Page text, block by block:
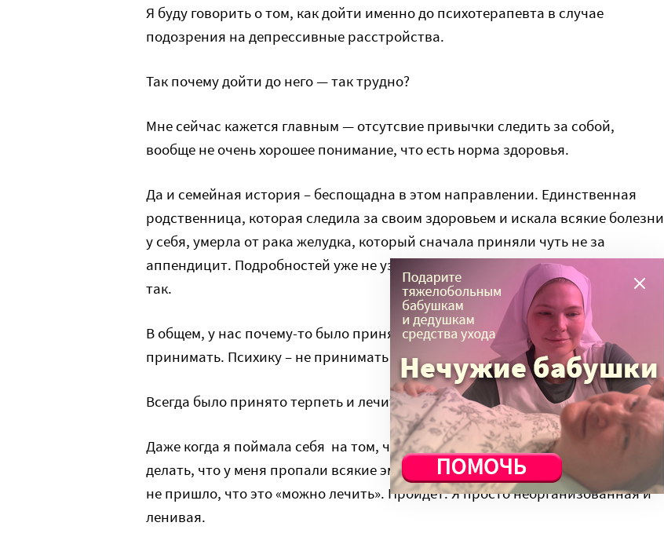
Я буду говорить о том, как дойти именно до психотерапевта в случае
подозрения на депрессивные расстройства.
Так почему дойти до него — так трудно?
Мне сейчас кажется главным — отсутсвие привычки следить за собой,
вообще не очень хорошее понимание, что есть норма здоровья.
Да и семейная история – беспощадна в этом направлении. Единственная
родственница, которая следила за своим здоровьем и искала всякие болезни
у себя, умерла от рака желудка, который сначала приняли чуть не за
аппендицит. Подробностей уже не узнать, а в сознании сохранилось именно
так.
В общем, у нас почему-то было принято особо себя не любить и свое тело не
принимать. Психику – не принимать тем более.
Всегда было принято терпеть и лечиться всякими «народными» средствами.
Даже когда я поймала себя на том, что уже не могу ничего заставить себя
делать, что у меня пропали всякие эмоции, кроме истеричных, мне и в голову
не пришло, что это «можно лечить». Пройдет. Я просто неорганизованная и
ленивая.